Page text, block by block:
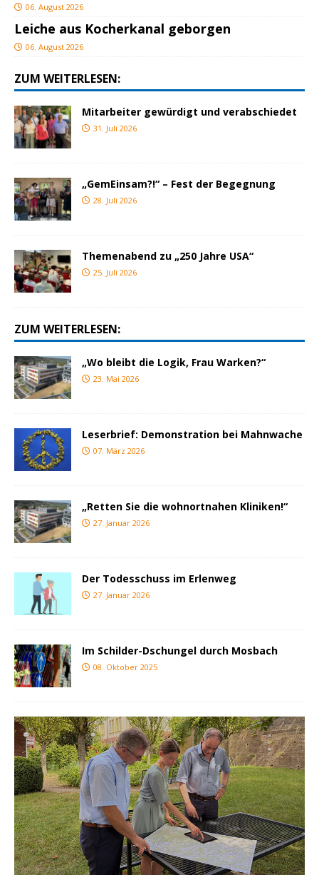
06. August 2026
Leiche aus Kocherkanal geborgen
06. August 2026
ZUM WEITERLESEN:
Mitarbeiter gewürdigt und verabschiedet
31. Juli 2026
„GemEinsam?!“ – Fest der Begegnung
28. Juli 2026
Themenabend zu „250 Jahre USA“
25. Juli 2026
ZUM WEITERLESEN:
„Wo bleibt die Logik, Frau Warken?“
23. Mai 2026
Leserbrief: Demonstration bei Mahnwache
07. März 2026
„Retten Sie die wohnortnahen Kliniken!“
27. Januar 2026
Der Todesschuss im Erlenweg
27. Januar 2026
Im Schilder-Dschungel durch Mosbach
08. Oktober 2025